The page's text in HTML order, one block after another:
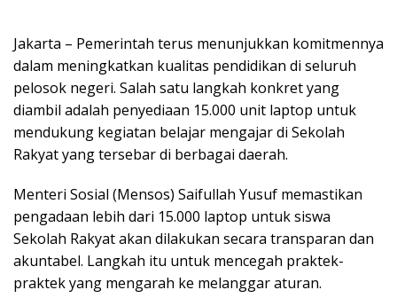
Jakarta – Pemerintah terus menunjukkan komitmennya
dalam meningkatkan kualitas pendidikan di seluruh
pelosok negeri. Salah satu langkah konkret yang
diambil adalah penyediaan 15.000 unit laptop untuk
mendukung kegiatan belajar mengajar di Sekolah
Rakyat yang tersebar di berbagai daerah.
Menteri Sosial (Mensos) Saifullah Yusuf memastikan
pengadaan lebih dari 15.000 laptop untuk siswa
Sekolah Rakyat akan dilakukan secara transparan dan
akuntabel. Langkah itu untuk mencegah praktek-
praktek yang mengarah ke melanggar aturan.